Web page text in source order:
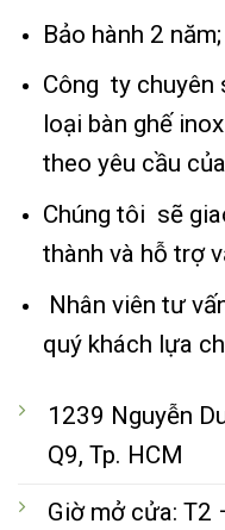
Bảo hành 2 năm;
Công ty chuyên
loại bàn ghế
theo yêu cầu
Chúng tôi sẽ
thành và hỗ trợ
Nhân viên tư
quý khách lựa
1239 Nguyễn
Q9, Tp. HCM
Giờ mở cửa: T2